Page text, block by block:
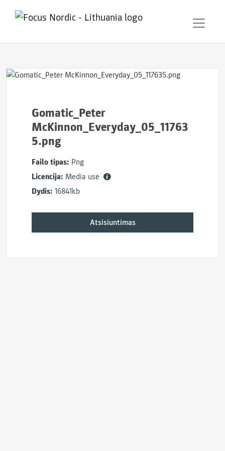
Gomatic_Peter
McKinnon_Everyday_05_11763
5.png
Failo tipas: Png
Licencija: Media use
Dydis: 16841kb
Atsisiuntimas